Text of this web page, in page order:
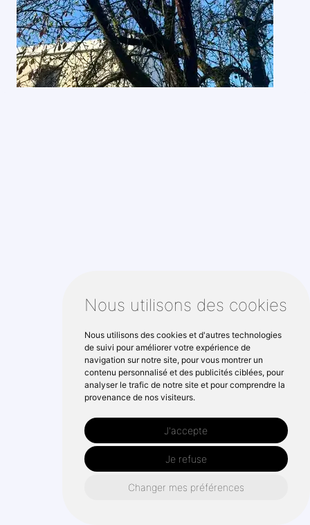
Nous utilisons des cookies
Nous utilisons des cookies et d'autres technologies
de suivi pour améliorer votre expérience de
navigation sur notre site, pour vous montrer un
contenu personnalisé et des publicités ciblées, pour
analyser le trafic de notre site et pour comprendre la
provenance de nos visiteurs.
J'accepte
Je refuse
Changer mes préférences